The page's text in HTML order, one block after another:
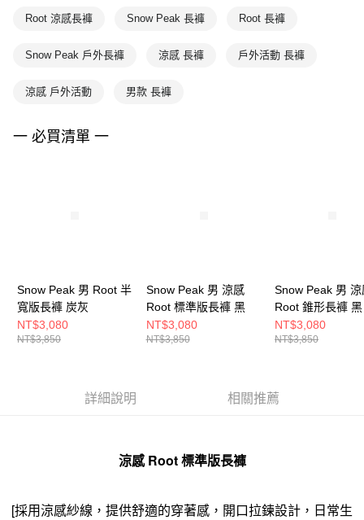
Root 涼感長褲 Snow Peak 長褲 Root 長褲
Snow Peak 戶外長褲 涼感 長褲 戶外活動 長褲
涼感 戶外活動 男款 長褲
一 必買清單 一
Snow Peak 男 Root 半
寬版長褲 炭灰
NT$3,080
NT$3,850
Snow Peak 男 涼感
Root 標準版長褲 黑
NT$3,080
NT$3,850
Snow Peak 男 涼
Root 錐形長褲 黑
NT$3,080
NT$3,850
詳細說明 相關推薦
涼感 Root 標準版長褲
[採用涼感紗線，提供舒適的穿著感，開口拉鍊設計，日常生